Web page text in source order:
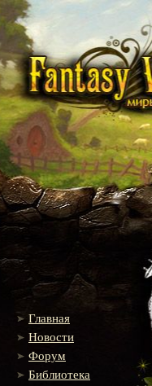
Главная
Новости
Форум
Библиотека